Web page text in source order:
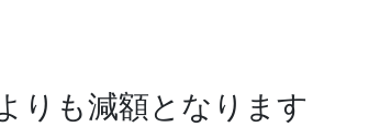
りも減額となります